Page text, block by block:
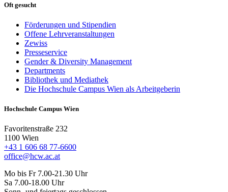
Oft gesucht
Förderungen und Stipendien
Offene Lehrveranstaltungen
Zewiss
Presseservice
Gender & Diversity Management
Departments
Bibliothek und Mediathek
Die Hochschule Campus Wien als Arbeitgeberin
Hochschule Campus Wien
Favoritenstraße 232
1100 Wien
+43 1 606 68 77-6600
office@hcw.ac.at
Mo bis Fr 7.00-21.30 Uhr
Sa 7.00-18.00 Uhr